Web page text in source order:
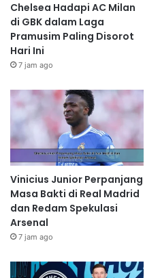
Chelsea Hadapi AC Milan
di GBK dalam Laga
Pramusim Paling Disorot
Hari Ini
7 jam ago
Vinicius Junior Perpanjang
Masa Bakti di Real Madrid
dan Redam Spekulasi
Arsenal
7 jam ago